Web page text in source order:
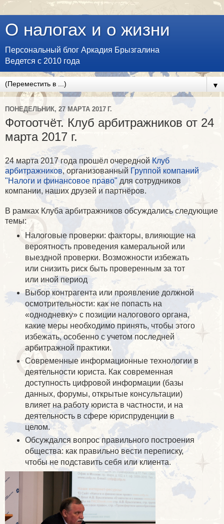
О налогах и о жизни
Персональный блог Аркадия Брызгалина
Ведется с 2010 года
▼
ПОНЕДЕЛЬНИК, 27 МАРТА 2017 Г.
Фотоотчёт. Клуб арбитражников от 24
марта 2017 г.
24 марта 2017 года прошёл очереднойКлуб
арбитражников, организованный Группой компаний
"Налоги и финансовое право" для сотрудников
компании, наших друзей и партнёров.
В рамках Клуба арбитражников обсуждались следующие
темы:
Налоговые проверки: факторы, влияющие на
вероятность проведения камеральной или
выездной проверки. Возможности избежать
или снизить риск быть проверенным за тот
или иной период
Выбор контрагента или проявление должной
осмотрительности: как не попасть на
«однодневку» с позиции налогового органа,
какие меры необходимо принять, чтобы этого
избежать, особенно с учетом последней
арбитражной практики.
Современные информационные технологии в
деятельности юриста. Как современная
доступность цифровой информации (базы
данных, форумы, открытые консультации)
влияет на работу юриста в частности, и на
деятельность в сфере юриспруденции в
целом.
Обсуждался вопрос правильного построения
общества: как правильно вести переписку,
чтобы не подставить себя или клиента.